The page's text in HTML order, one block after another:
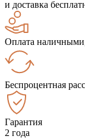
и доставка
Оплата
Беспроцентная
Гарантия
2 года